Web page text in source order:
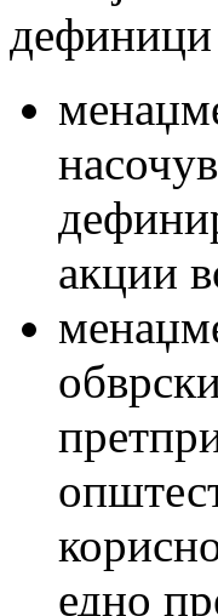
дефиници
акции
едно